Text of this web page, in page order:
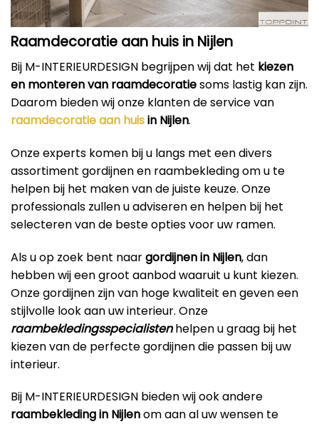
Raamdecoratie aan huis in Nijlen
Bij M-INTERIEURDESIGN begrijpen wij dat het kiezen
en monteren van raamdecoratiesoms lastig kan zijn.
Daarom bieden wij onze klanten de service van
raamdecoratie aan huisin Nijlen.
Onze experts komen bij u langs met een divers
assortiment gordijnen en raambekleding om u te
helpen bij het maken van de juiste keuze. Onze
professionals zullen u adviseren en helpen bij het
selecteren van de beste opties voor uw ramen.
Als u op zoek bent naargordijnen in Nijlen, dan
hebben wij een groot aanbod waaruit u kunt kiezen.
Onze gordijnen zijn van hoge kwaliteit en geven een
stijlvolle look aan uw interieur. Onze
raambekledingsspecialistenhelpen u graag bij het
kiezen van de perfecte gordijnen die passen bij uw
interieur.
Bij M-INTERIEURDESIGN bieden wij ook andere
raambekleding in Nijlenom aan al uw wensen te